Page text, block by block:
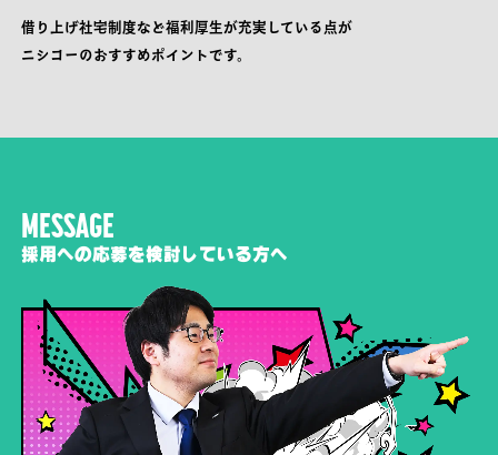
借り上げ社宅制度など福利厚生が充実している点が
ニシコーのおすすめポイントです。
MESSAGE
採用への応募を検討している方へ